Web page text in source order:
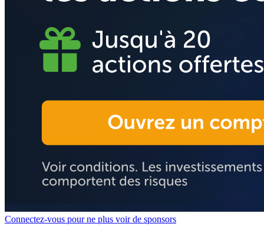
Connectez-vous pour ne plus voir de sponsors